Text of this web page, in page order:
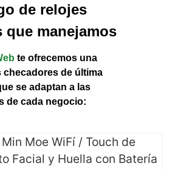
de relojes
que manejamos
te ofrecemos una
checadores de última
se adaptan a las
de cada negocio: